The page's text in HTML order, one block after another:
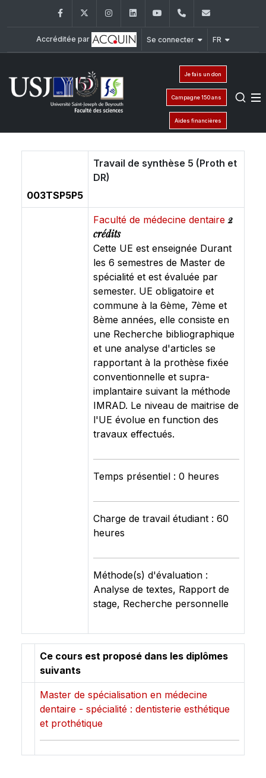
FacebookTwitter InstagramLinkedInYouTube+961 (1) 421 368
Accréditée par Se connecter FR
Je fais un don
Campagne 150 ans
Aides financières
003TSP5P5
Travail de synthèse 5 (Proth et
DR)
Faculté de médecine dentaire2
crédits
Cette UE est enseignée Durant
les 6 semestres de Master de
spécialité et est évaluée par
semester. UE obligatoire et
commune à la 6ème, 7ème et
8ème années, elle consiste en
une Recherche bibliographique
et une analyse d'articles se
rapportant à la prothèse fixée
conventionnelle et supra-
implantaire suivant la méthode
IMRAD. Le niveau de maitrise de
l'UE évolue en function des
travaux effectués.
Temps présentiel : 0 heures
Charge de travail étudiant : 60
heures
Méthode(s) d'évaluation :
Analyse de textes, Rapport de
stage, Recherche personnelle
Ce cours est proposé dans les diplômes
suivants
Master de spécialisation en médecine
dentaire - spécialité : dentisterie esthétique
et prothétique